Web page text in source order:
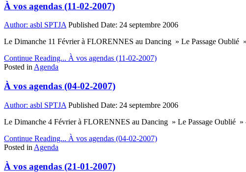
À vos agendas (11-02-2007)
Author: asbl SPTJA Published Date: 24 septembre 2006
Le Dimanche 11 Février à FLORENNES au Dancing » Le Passage
Continue Reading... À vos agendas (11-02-2007)
Posted in Agenda
À vos agendas (04-02-2007)
Author: asbl SPTJA Published Date: 24 septembre 2006
Le Dimanche 4 Février à FLORENNES au Dancing » Le Passage Oublié
Continue Reading... À vos agendas (04-02-2007)
Posted in Agenda
À vos agendas (21-01-2007)